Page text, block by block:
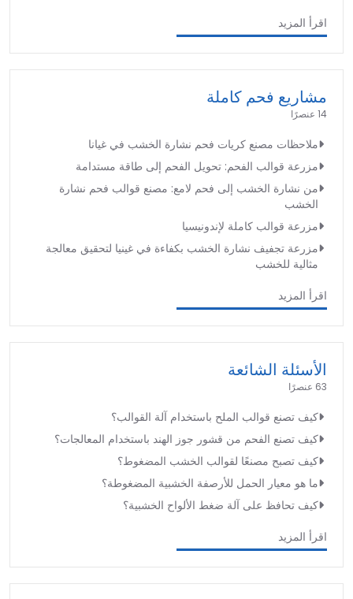
اقرأ المزيد
مشاريع فحم كاملة
14 عنصرًا
ملاحظات مصنع كريات فحم نشارة الخشب في غيانا
مزرعة قوالب الفحم: تحويل الفحم إلى طاقة مستدامة
من نشارة الخشب إلى فحم لامع: مصنع قوالب فحم نشارة
الخشب
مزرعة قوالب كاملة لإندونيسيا
مزرعة تجفيف نشارة الخشب بكفاءة في غينيا لتحقيق معالجة
مثالية للخشب
اقرأ المزيد
الأسئلة الشائعة
63 عنصرًا
كيف تصنع قوالب الملح باستخدام آلة القوالب؟
كيف تصنع الفحم من قشور جوز الهند باستخدام المعالجات؟
كيف تصبح مصنعًا لقوالب الخشب المضغوط؟
ما هو معيار الحمل للأرصفة الخشبية المضغوطة؟
كيف تحافظ على آلة ضغط الألواح الخشبية؟
اقرأ المزيد